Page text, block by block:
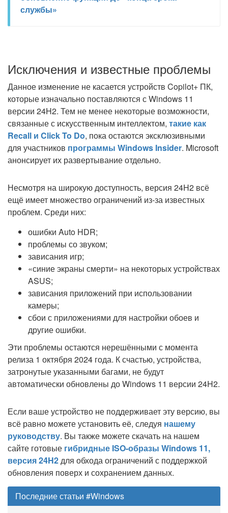
службы»
Исключения и известные проблемы
Данное изменение не касается устройств Copilot+ ПК,
которые изначально поставляются с Windows 11
версии 24H2. Тем не менее некоторые возможности,
связанные с искусственным интеллектом, такие как
Recall и Click To Do, пока остаются эксклюзивными
для участников программы Windows Insider. Microsoft
анонсирует их развертывание отдельно.
Несмотря на широкую доступность, версия 24H2 всё
ещё имеет множество ограничений из-за известных
проблем. Среди них:
ошибки Auto HDR;
проблемы со звуком;
зависания игр;
«синие экраны смерти» на некоторых устройствах
ASUS;
зависания приложений при использовании
камеры;
сбои с приложениями для настройки обоев и
другие ошибки.
Эти проблемы остаются нерешёнными с момента
релиза 1 октября 2024 года. К счастью, устройства,
затронутые указанными багами, не будут
автоматически обновлены до Windows 11 версии 24H2.
Если ваше устройство не поддерживает эту версию, вы
всё равно можете установить её, следуя нашему
руководству. Вы также можете скачать на нашем
сайте готовые гибридные ISO-образы Windows 11,
версия 24H2для обхода ограничений с поддержкой
обновления поверх и сохранением данных.
Последние статьи #Windows